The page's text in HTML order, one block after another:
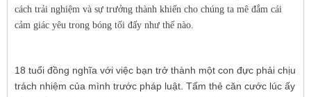
cách trải nghiệm và sự trưởng thành khiến cho chúng ta mê đắm cái
cảm giác yêu trong bóng tối đấy như thế nào.
18 tuổi đồng nghĩa với việc bạn trở thành một con đực phải chịu
trách nhiệm của mình trước pháp luật. Tấm thẻ căn cước lúc ấy